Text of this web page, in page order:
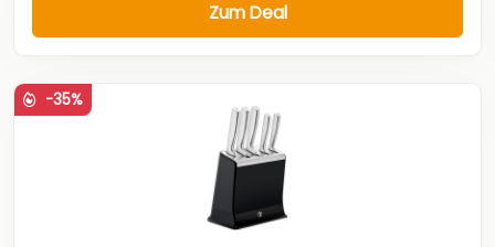
Zum Deal
-35%